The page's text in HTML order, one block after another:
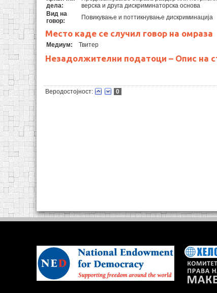
дела:
верска и друга дискриминаторска основа
Вид на
говор:
Повикување и поттикнување дискриминација
Место каде се случил говор на омраза
Медиум: Твитер
Незадолжителни податоци – Опис на
Веродостојност: 0